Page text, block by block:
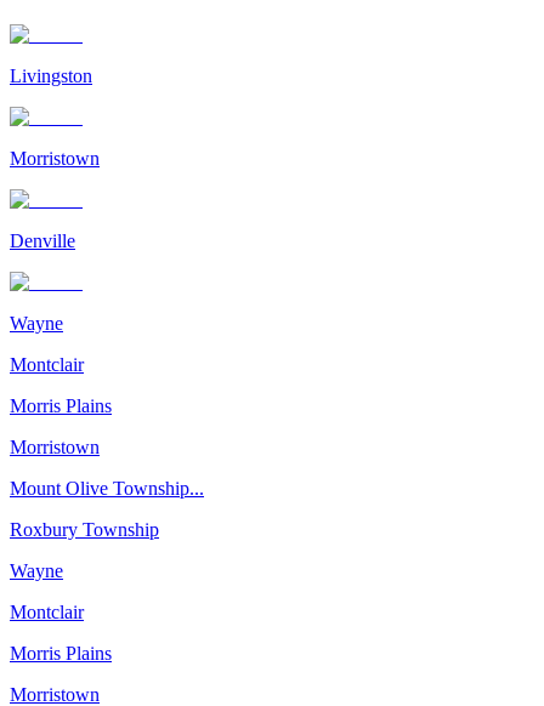
Livingston
Morristown
Denville
Wayne
Montclair
Morris Plains
Morristown
Mount Olive Township...
Roxbury Township
Wayne
Montclair
Morris Plains
Morristown